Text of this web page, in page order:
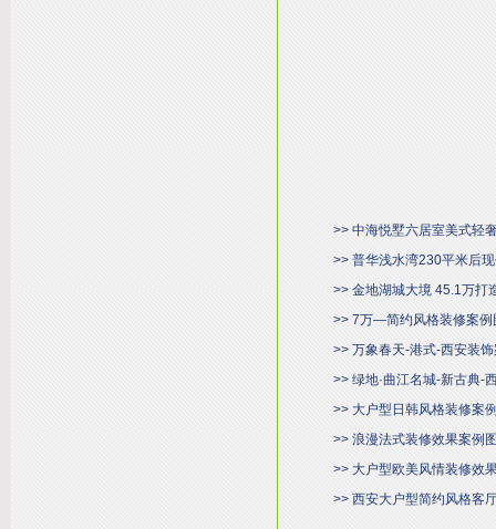
>> 中海悦墅六居室美式轻
>> 普华浅水湾230平米后
>> 金地湖城大境 45.1万打
>> 7万—简约风格装修案例
>> 万象春天-港式-西安装
>> 绿地·曲江名城-新古典-
>> 大户型日韩风格装修案
>> 浪漫法式装修效果案例
>> 大户型欧美风情装修效
>> 西安大户型简约风格客